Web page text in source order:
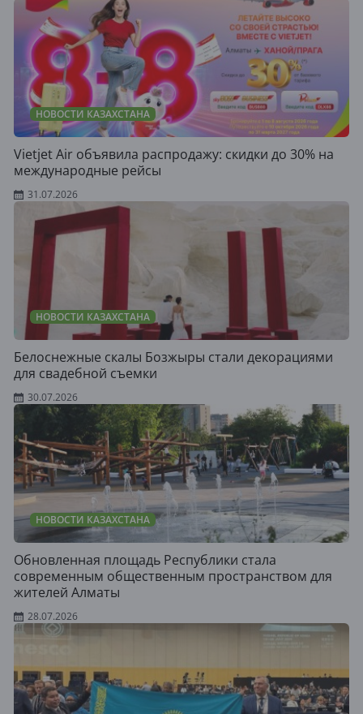
НОВОСТИ КАЗАХСТАНА
Vietjet Air объявила распродажу: скидки до 30% на
международные рейсы
31.07.2026
НОВОСТИ КАЗАХСТАНА
Белоснежные скалы Бозжыры стали декорациями
для свадебной съемки
30.07.2026
НОВОСТИ КАЗАХСТАНА
Обновленная площадь Республики стала
современным общественным пространством для
жителей Алматы
28.07.2026